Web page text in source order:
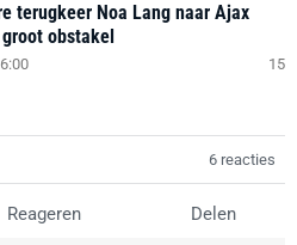
terugkeer Noa Lang naar Ajax
obstakel
15
6 reacties
Reageren Delen